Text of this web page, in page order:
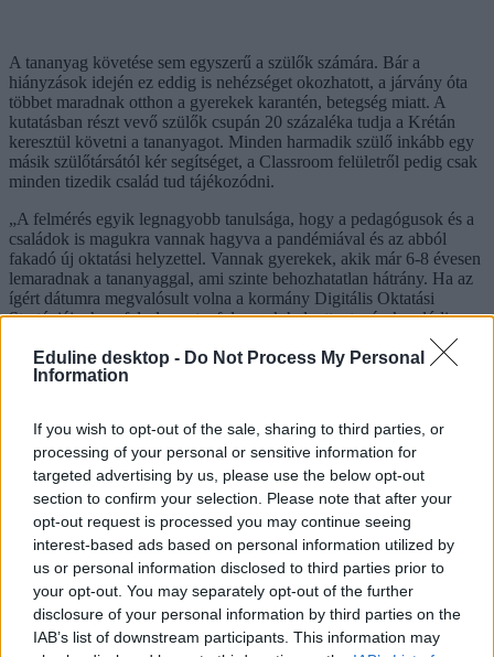
Eduline desktop - Do Not Process My Personal
Information
If you wish to opt-out of the sale, sharing to third parties, or
processing of your personal or sensitive information for
targeted advertising by us, please use the below opt-out
section to confirm your selection. Please note that after your
opt-out request is processed you may continue seeing
interest-based ads based on personal information utilized by
us or personal information disclosed to third parties prior to
your opt-out. You may separately opt-out of the further
disclosure of your personal information by third parties on the
IAB’s list of downstream participants. This information may
A tananyag követése sem egyszerű a szülők számára. Bár a
hiányzások idején ez eddig is nehézséget okozhatott, a járvány óta
többet maradnak otthon a gyerekek karantén, betegség miatt. A
kutatásban részt vevő szülők csupán 20 százaléka tudja a Krétán
keresztül követni a tananyagot. Minden harmadik szülő inkább egy
másik szülőtársától kér segítséget, a Classroom felületről pedig csak
minden tizedik család tud tájékozódni.
„A felmérés egyik legnagyobb tanulsága, hogy a pedagógusok és a
családok is magukra vannak hagyva a pandémiával és az abból
fakadó új oktatási helyzettel. Vannak gyerekek, akik már 6-8 évesen
lemaradnak a tananyaggal, ami szinte behozhatatlan hátrány. Ha az
ígért dátumra megvalósult volna a kormány Digitális Oktatási
Stratégiája, ha a felesleges tanfolyamok helyett a tanárok valódi
eszközparkkal rendelkeznének az iskolák, ha a hátrányos helyzetű
gyerekeknek is lenne esélyük bekapcsolódni egy online órába,
Facebook-csoportok keretein belül marad. A felméréssel egy
szakmai és politikai párbeszédet kívánunk elindítani” – idézi a
közlemény Jász Krisztinát, a Láncreakció szakmai tanácsadóját.
A Láncreakció a Civil Kollégium Alapítvány projektcsapata, céljuk
a digitális oktatás valódi megvalósítása, amely nélkülözhetetlen az
esélyegyenlőség megteremtésében, az érintettek és szakemberek
bevonásával szeretnék minél pontosabban és látványosabban
azonosítani az oktatási problémákat, ezért Facebookon is várják a
tapasztalatokat.